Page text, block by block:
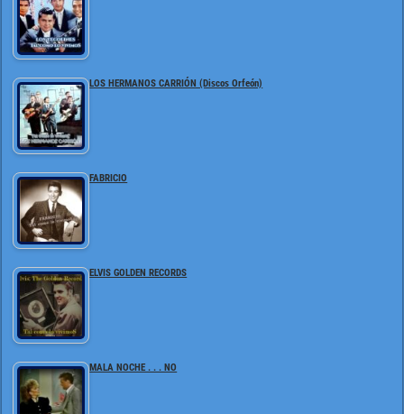
LOS HERMANOS CARRIÓN (Discos Orfeón)
FABRICIO
ELVIS GOLDEN RECORDS
MALA NOCHE . . . NO